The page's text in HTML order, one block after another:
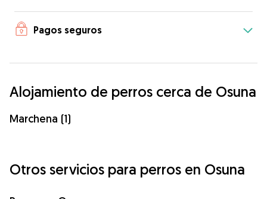
Pagos seguros
Alojamiento de perros cerca de Osuna
Marchena (1)
Otros servicios para perros en Osuna